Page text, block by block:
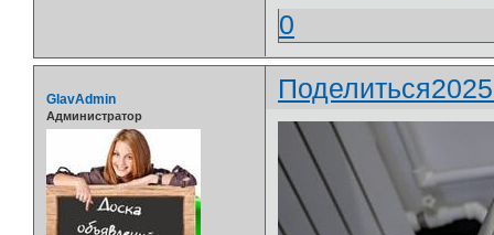
0
Поделиться
GlavAdmin
Администратор